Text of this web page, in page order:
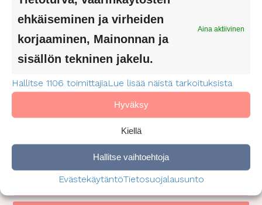
ehkäiseminen ja virheiden
korjaaminen, Mainonnan ja
sisällön tekninen jakelu.
Aina aktiivinen
Hallitse 1106 toimittajiaLue lisää näistä tarkoituksista
Hyväksy
Kiellä
Hallitse vaihtoehtoja
EvästekäytäntöTietosuojalausunto
r
o
e
d
a
o
l
n
n
Saanko palvelua Tampereen
naapurikunnissa?
Kuinka haen henkilökohtaista
Miten saan palvelusetelin
avustajaan?